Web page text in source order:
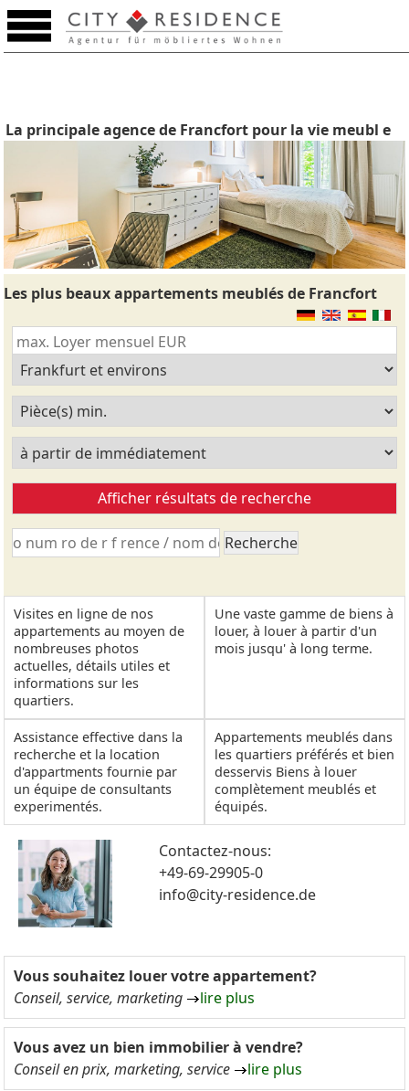
La principale agence de Francfort pour la vie meubl e
Les plus beaux appartements meublés de Francfort
Visites en ligne de nos
appartements au moyen de
nombreuses photos
actuelles, détails utiles et
informations sur les
quartiers.
Une vaste gamme de biens à
louer, à louer à partir d'un
mois jusqu' à long terme.
Assistance effective dans la
recherche et la location
d'appartments fournie par
un équipe de consultants
experimentés.
Appartements meublés dans
les quartiers préférés et bien
desservis Biens à louer
complètement meublés et
équipés.
Contactez-nous:
+49-69-29905-0
info@city-residence.de
Vous souhaitez louer votre appartement?
Conseil, service, marketing
lire plus
Vous avez un bien immobilier à vendre?
Conseil en prix, marketing, service
lire plus